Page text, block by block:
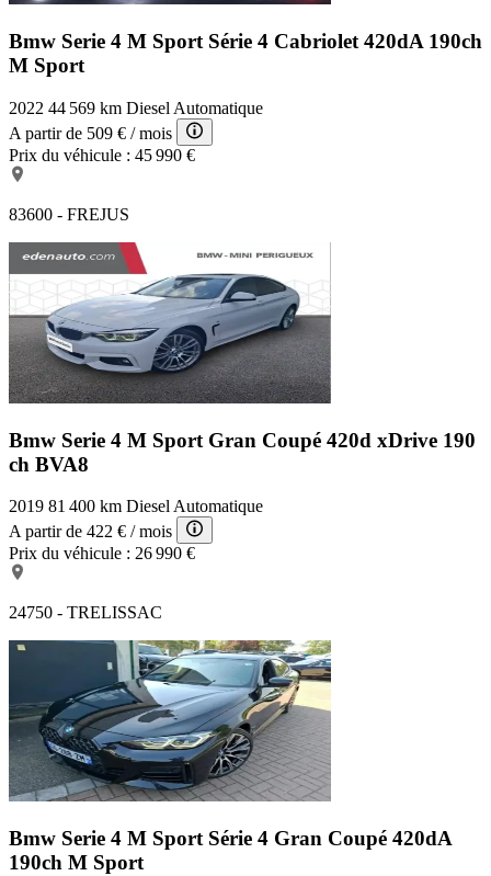
Bmw Serie 4 M Sport Série 4 Cabriolet 420dA 190ch
M Sport
2022 44 569 km Diesel Automatique
A partir de 509 € / mois
Prix du véhicule : 45 990 €
83600 - FREJUS
Bmw Serie 4 M Sport Gran Coupé 420d xDrive 190
ch BVA8
2019 81 400 km Diesel Automatique
A partir de 422 € / mois
Prix du véhicule : 26 990 €
24750 - TRELISSAC
Bmw Serie 4 M Sport Série 4 Gran Coupé 420dA
190ch M Sport